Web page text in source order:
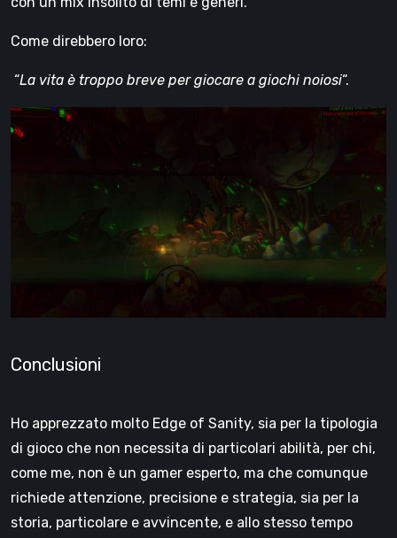
Come direbbero loro:
“La vita è troppo breve per giocare a giochi noiosi“.
Conclusioni
Ho apprezzato molto Edge of Sanity, sia per la tipologia
di gioco che non necessita di particolari abilità, per chi,
come me, non è un gamer esperto, ma che comunque
richiede attenzione, precisione e strategia, sia per la
storia, particolare e avvincente, e allo stesso tempo